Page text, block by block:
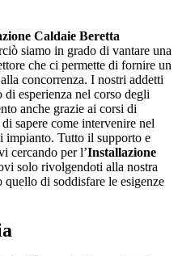
Caldaie Beretta
siamo in grado di vantare una
che ci permette di fornire un
concorrenza. I nostri addetti
esperienza nel corso degli
anche grazie ai corsi di
sapere come intervenire nel
impianto. Tutto il supporto e
cercando per l’Installazione
solo rivolgendoti alla nostra
di soddisfare le esigenze